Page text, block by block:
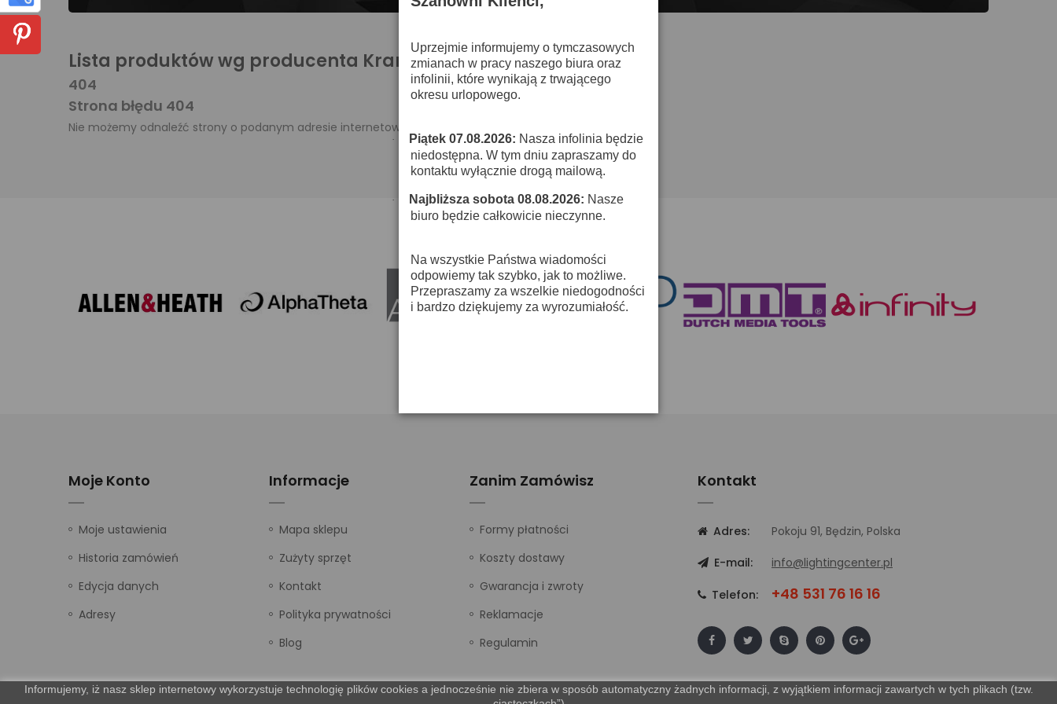
Informujemy, iż nasz sklep internetowy wykorzystuje technologię plików cookies a jednocześnie nie zbiera w sposób automatyczny żadnych informacji, z wyjątkiem informacji zawartych w tych plikach (tzw.
Lista produktów wg producenta Krank
404
Strona błędu 404
Nie możemy odnaleźć strony o podanym adresie internetowym.
Moje Konto
Moje ustawienia
Historia zamówień
Edycja danych
Adresy
Informacje
Mapa sklepu
Zużyty sprzęt
Kontakt
Polityka prywatności
Blog
Zanim Zamówisz
Formy płatności
Koszty dostawy
Gwarancja i zwroty
Reklamacje
Regulamin
Kontakt
Adres:
Pokoju 91, Będzin, Polska
E-mail:
info@lightingcenter.pl
Telefon: +48 531 76 16 16
Uprzejmie informujemy o tymczasowych
zmianach w pracy naszego biura oraz
infolinii, które wynikają z trwającego
okresu urlopowego.
· Piątek 07.08.2026: Nasza infolinia będzie
niedostępna. W tym dniu zapraszamy do
kontaktu wyłącznie drogą mailową.
· Najbliższa sobota 08.08.2026: Nasze
biuro będzie całkowicie nieczynne.
Na wszystkie Państwa wiadomości
odpowiemy tak szybko, jak to możliwe.
Przepraszamy za wszelkie niedogodności
i bardzo dziękujemy za wyrozumiałość.